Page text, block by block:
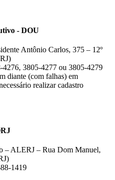
- DOU
Antônio Carlos, 375 – 12º
3805-4277 ou 3805-4279
diante (com falhas) em
realizar cadastro
– ALERJ – Rua Dom Manuel,
1419